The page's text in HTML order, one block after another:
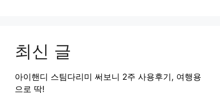
최신 글
아이핸디 스팀다리미 써보니 2주 사용후기, 여행용
으로 딱!